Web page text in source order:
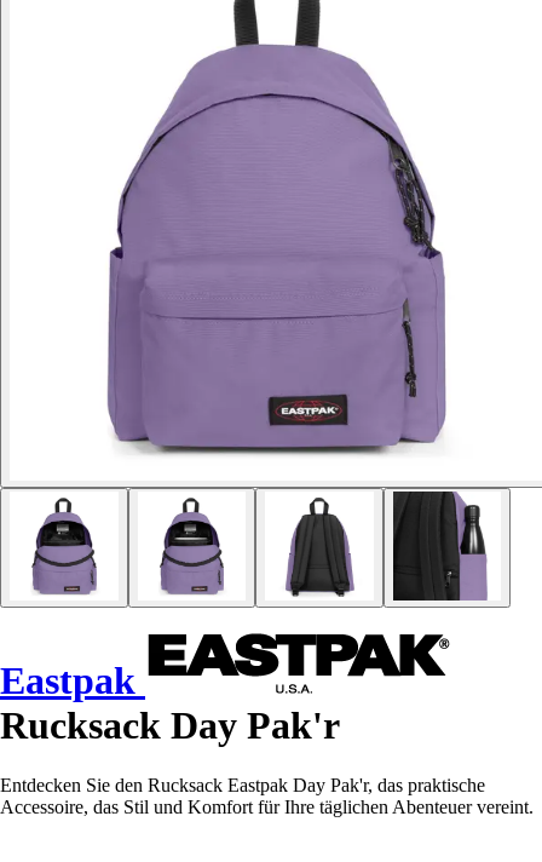
Eastpak
Rucksack Day Pak'r
Entdecken Sie den Rucksack Eastpak Day Pak'r, das praktische
Accessoire, das Stil und Komfort für Ihre täglichen Abenteuer vereint.